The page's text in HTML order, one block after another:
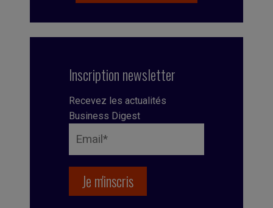
Inscription newsletter
Recevez les actualités
Business Digest